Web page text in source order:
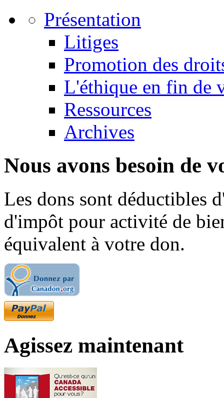
Présentation
Litiges
Promotion des
L'éthique en fin de
Ressources
Archives
Nous avons besoin de
Les dons sont déductibles
d'impôt pour activité de
équivalent à votre don.
Agissez maintenant